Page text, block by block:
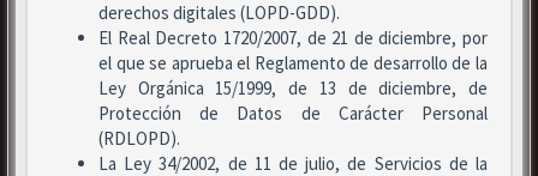
derechos digitales (LOPD-GDD).
El Real Decreto 1720/2007, de 21 de diciembre, por
el que se aprueba el Reglamento de desarrollo de la
Ley Orgánica 15/1999, de 13 de diciembre, de
Protección de Datos de Carácter Personal
(RDLOPD).
La Ley 34/2002, de 11 de julio, de Servicios de la